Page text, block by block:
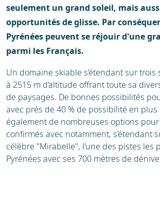
seulement un grand soleil, mais
opportunités de glisse. Par
Pyrénées peuvent se réjouir d'une
parmi les Français.
Un domaine skiable s’étendant sur trois
à 2515 m d’altitude offrant toute sa
de paysages. De bonnes possibilités
avec prés de 40 % de possibilité en
également de nombreuses options
confirmés avec notamment, s’étendant
célèbre "Mirabelle", l’une des pistes les
Pyrénées avec ses 700 mètres de